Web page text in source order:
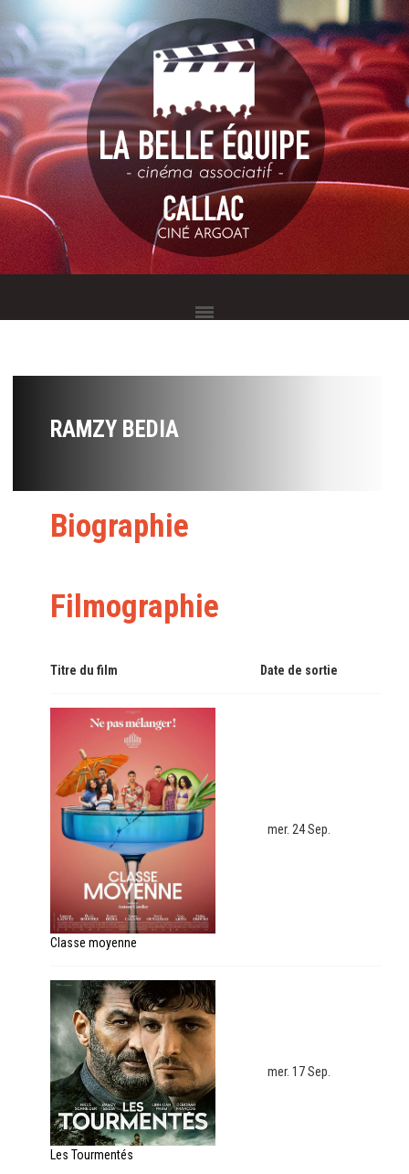
RAMZY BEDIA
Biographie
Filmographie
Titre du film Date de sortie
Classe moyenne
mer. 24 Sep.
Les Tourmentés
mer. 17 Sep.